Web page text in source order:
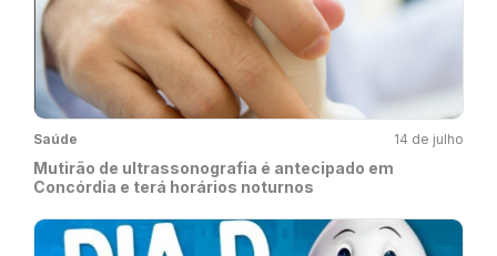
Saúde 14 de julho
Mutirão de ultrassonografia é antecipado em
Concórdia e terá horários noturnos